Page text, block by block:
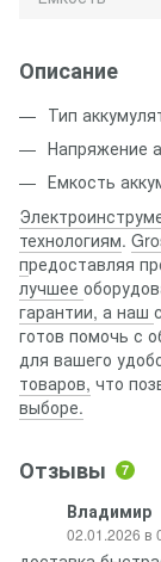
Описание
Тип
Напряжение
Емкость
технологиям.
предоставляя
лучшее
гарантии, а наш
готов помочь с
для вашего
товаров, что
выборе.
Отзывы 7
Владимир
02.01.2026 в